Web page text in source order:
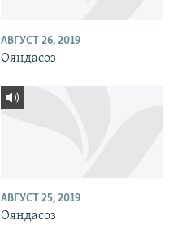
АВГУСТ 26, 2019
Ояндасоз
АВГУСТ 25, 2019
Ояндасоз